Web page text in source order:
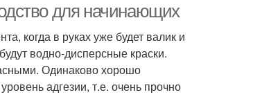
для начинающих
когда в руках уже будет валик и
водно-дисперсные краски.
Одинаково хорошо
адгезии, т.е. очень прочно